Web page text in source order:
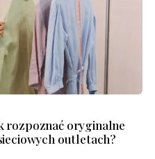
rozpoznać oryginalne
outletach?